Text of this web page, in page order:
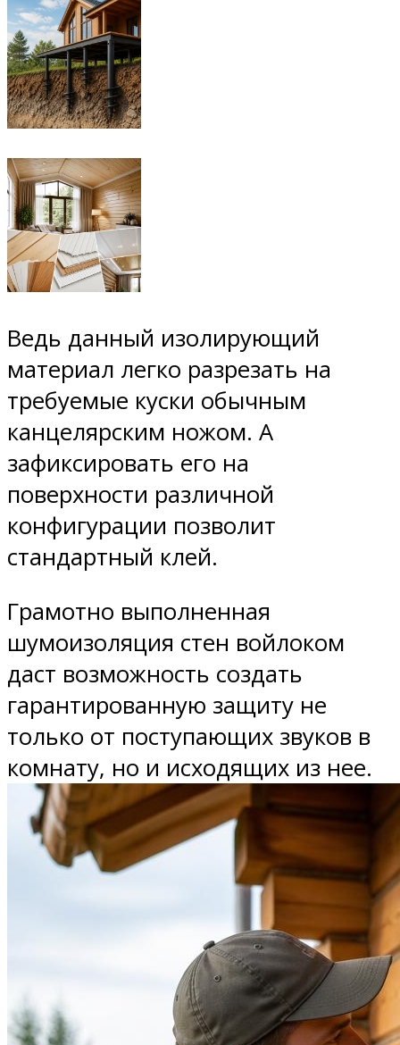
Ведь данный изолирующий
материал легко разрезать на
требуемые куски обычным
канцелярским ножом. А
зафиксировать его на
поверхности различной
конфигурации позволит
стандартный клей.
Грамотно выполненная
шумоизоляция стен войлоком
даст возможность создать
гарантированную защиту не
только от поступающих звуков в
комнату, но и исходящих из нее.